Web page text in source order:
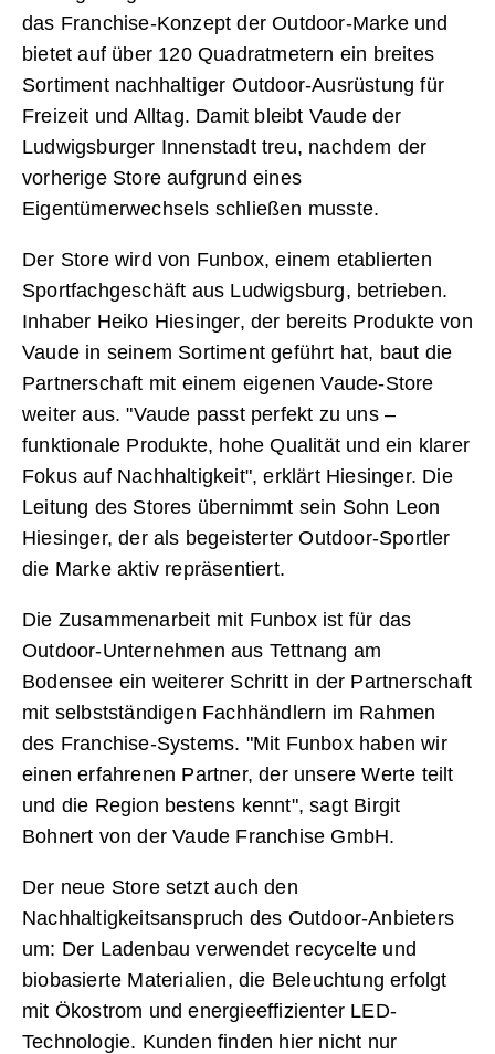
das Franchise-Konzept der Outdoor-Marke und
bietet auf über 120 Quadratmetern ein breites
Sortiment nachhaltiger Outdoor-Ausrüstung für
Freizeit und Alltag. Damit bleibt Vaude der
Ludwigsburger Innenstadt treu, nachdem der
vorherige Store aufgrund eines
Eigentümerwechsels schließen musste.
Der Store wird von Funbox, einem etablierten
Sportfachgeschäft aus Ludwigsburg, betrieben.
Inhaber Heiko Hiesinger, der bereits Produkte von
Vaude in seinem Sortiment geführt hat, baut die
Partnerschaft mit einem eigenen Vaude-Store
weiter aus. "Vaude passt perfekt zu uns –
funktionale Produkte, hohe Qualität und ein klarer
Fokus auf Nachhaltigkeit", erklärt Hiesinger. Die
Leitung des Stores übernimmt sein Sohn Leon
Hiesinger, der als begeisterter Outdoor-Sportler
die Marke aktiv repräsentiert.
Die Zusammenarbeit mit Funbox ist für das
Outdoor-Unternehmen aus Tettnang am
Bodensee ein weiterer Schritt in der Partnerschaft
mit selbstständigen Fachhändlern im Rahmen
des Franchise-Systems. "Mit Funbox haben wir
einen erfahrenen Partner, der unsere Werte teilt
und die Region bestens kennt", sagt Birgit
Bohnert von der Vaude Franchise GmbH.
Der neue Store setzt auch den
Nachhaltigkeitsanspruch des Outdoor-Anbieters
um: Der Ladenbau verwendet recycelte und
biobasierte Materialien, die Beleuchtung erfolgt
mit Ökostrom und energieeffizienter LED-
Technologie. Kunden finden hier nicht nur